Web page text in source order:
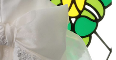
のベビードレスと1/4ミニ
トペアのドレス＆タキシ